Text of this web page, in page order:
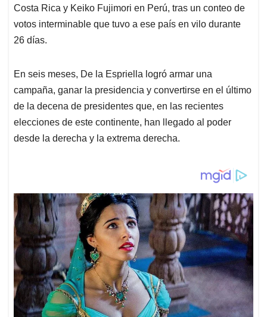
Costa Rica y Keiko Fujimori en Perú, tras un conteo de
votos interminable que tuvo a ese país en vilo durante
26 días.
En seis meses, De la Espriella logró armar una
campaña, ganar la presidencia y convertirse en el último
de la decena de presidentes que, en las recientes
elecciones de este continente, han llegado al poder
desde la derecha y la extrema derecha.